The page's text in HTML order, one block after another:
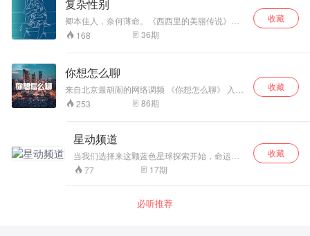
科摸鱼、睡前失眠的部分时光。 喜乐有分享，共
度日月长……
复杂性别
卿本佳人，奈何薄命。《西西里的美丽传说》里
男人把堕落的原因都归结于女主的美丽，却没有
人知道多少男人打着正义的旗帜逼近女人。——
168 36期
收藏
你想怎么聊
来自北京最胡闹的网络调频 《你想怎么聊》 入驻
蜻蜓FM了！！！ 希望更多朋友听到我们！ 我们
节目的风格是无论话题题目多么深刻 内容永远是
他们一起难受！ 未来脱口freestyle调频类节目 可
能就属我们能火了 所以提前关注下！ 提出您宝贵
的意见！与我们互动！ 真的 快火了 ！ 火了你们
都是元老！节目组全请！！！！！
253 86期
收藏
星动频道
当我们选择来这颗蓝色星球探索开始，命运的
齿轮就随着我们选择的主线剧情开始转动。在
这趟旅行中，可能会时常感到迷失。然而却有
是怦然心动的感觉，星动一个会发光的频道！
77 17期
收藏
必听推荐